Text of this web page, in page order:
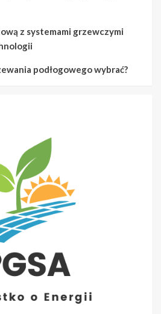
z systemami grzewczymi
podłogowego wybrać?